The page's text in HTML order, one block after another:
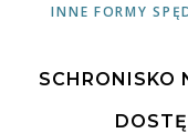
INNE FORMY
SCHRONISKO